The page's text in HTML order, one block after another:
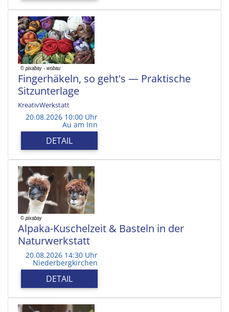
Fingerhäkeln, so geht's — Praktische
Sitzunterlage
KreativWerkstatt
20.08.2026 10:00 Uhr
Au am Inn
DETAIL
Alpaka-Kuschelzeit & Basteln in der
Naturwerkstatt
20.08.2026 14:30 Uhr
Niederbergkirchen
DETAIL